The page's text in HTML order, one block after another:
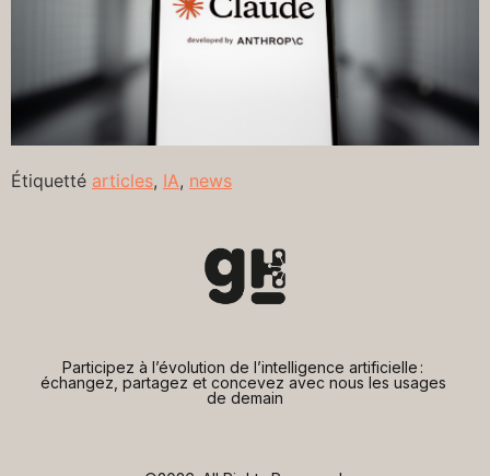
Étiquetté articles, IA, news
Participez à l’évolution de l’intelligence artificielle :
échangez, partagez et concevez avec nous les usages
de demain